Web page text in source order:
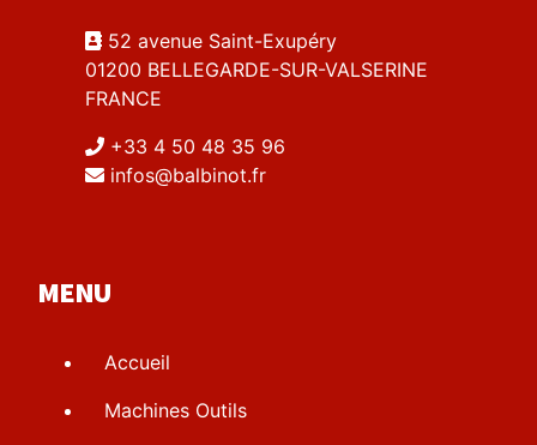
52 avenue Saint-Exupéry
01200 BELLEGARDE-SUR-VALSERINE
FRANCE
+33 4 50 48 35 96
infos@balbinot.fr
MENU
Accueil
Machines Outils